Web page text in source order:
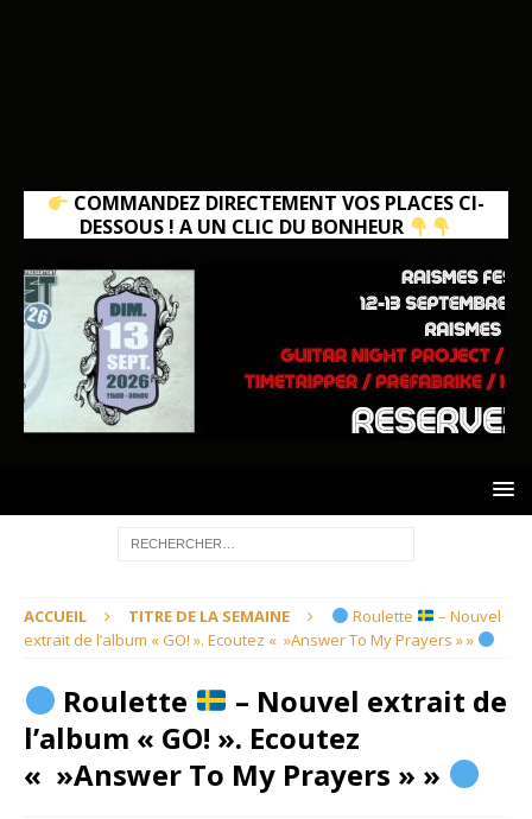
COMMANDEZ DIRECTEMENT VOS PLACES CI-
DESSOUS ! A UN CLIC DU BONHEUR
ACCUEIL TITRE DE LA SEMAINE ​ Roulette
​ – Nouvel
extrait de l’album « GO! ». Ecoutez « »Answer To My Prayers » »
​ Roulette
​ – Nouvel extrait de
l’album « GO! ». Ecoutez
« »Answer To My Prayers » »